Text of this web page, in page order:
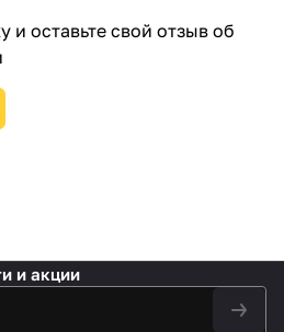
и оставьте свой отзыв об
и акции